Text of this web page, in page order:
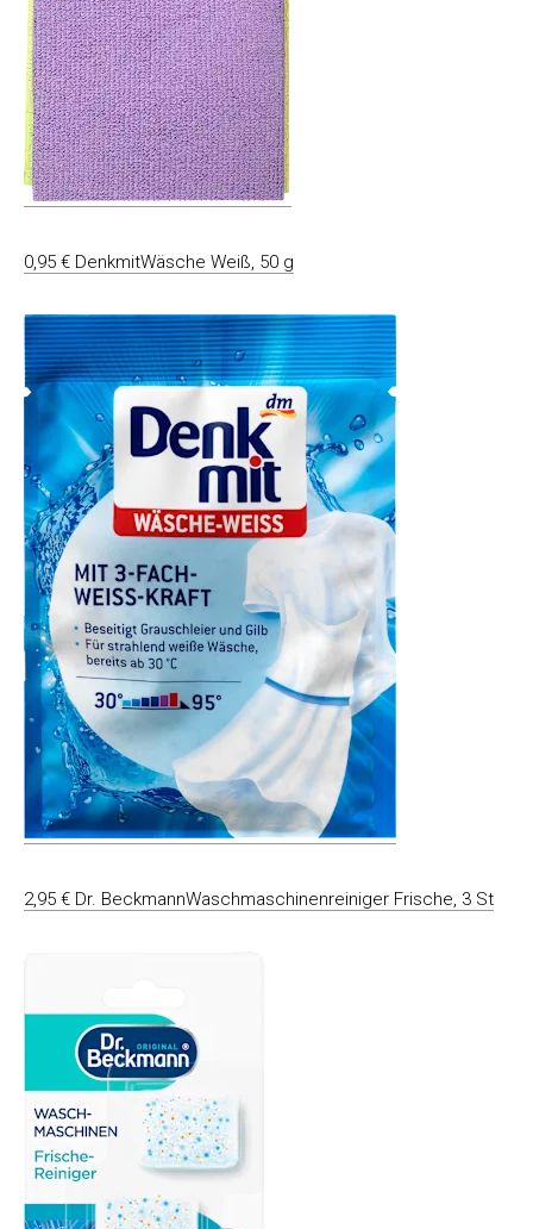
0,95 € DenkmitWäsche Weiß, 50 g
2,95 € Dr. BeckmannWaschmaschinenreiniger Frische, 3 St